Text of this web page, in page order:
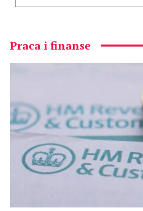
Praca i finanse